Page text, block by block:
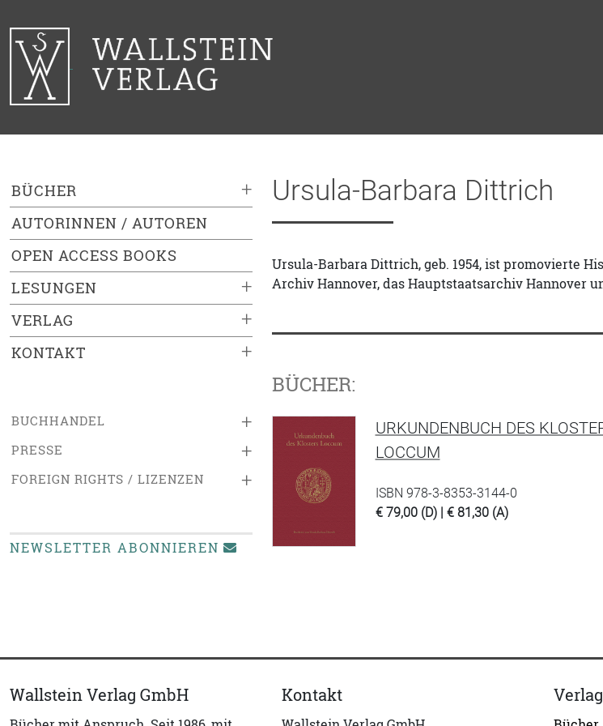
+
BÜCHER
AUTORINNEN / AUTOREN
OPEN ACCESS BOOKS
+
LESUNGEN
+
VERLAG
+
KONTAKT
+
BUCHHANDEL
+
PRESSE
+
FOREIGN RIGHTS / LIZENZEN
NEWSLETTER ABONNIEREN
Ursula-Barbara Dittrich
Ursula-Barbara Dittrich, geb. 1954, ist promovierte
Archiv Hannover, das Hauptstaatsarchiv Hannover
BÜCHER:
URKUNDENBUCH DES
LOCCUM
ISBN 978-3-8353-3144-0
€ 79,00 (D) | € 81,30 (A)
Wallstein Verlag GmbH Kontakt Verlag